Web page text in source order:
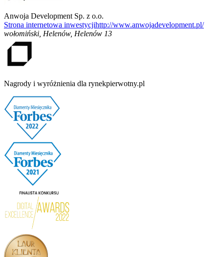
Anwoja Development Sp. z o.o.
Strona internetowa inwestycjihttp://www.anwojadevelopment.pl/
wołomiński, Helenów, Helenów 13
Nagrody i wyróżnienia dla rynekpierwotny.pl